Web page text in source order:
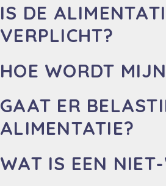
IS DE
VERPLICHT?
HOE WORDT
GAAT ER
ALIMENTATIE?
WAT IS EEN